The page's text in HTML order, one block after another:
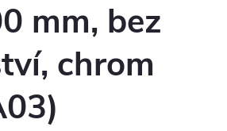
mm, bez
chrom